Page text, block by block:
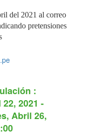
del 2021 al correo
pretensiones
:
2021 -
Abril 26,